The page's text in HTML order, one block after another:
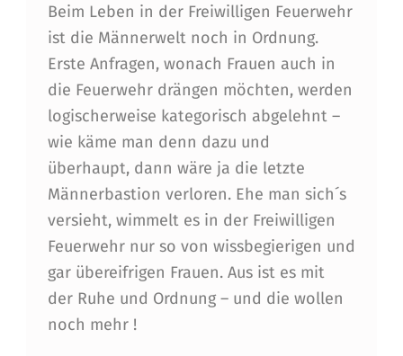
L
E
N
Z
U
R
F
E
U
E
Beim Leben in der Freiwilligen Feuerwehr
ist die Männerwelt noch in Ordnung.
Erste Anfragen, wonach Frauen auch in
die Feuerwehr drängen möchten, werden
logischerweise kategorisch abgelehnt –
wie käme man denn dazu und
überhaupt, dann wäre ja die letzte
Männerbastion verloren. Ehe man sich´s
versieht, wimmelt es in der Freiwilligen
Feuerwehr nur so von wissbegierigen und
gar übereifrigen Frauen. Aus ist es mit
der Ruhe und Ordnung – und die wollen
noch mehr !